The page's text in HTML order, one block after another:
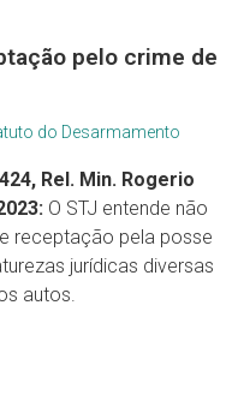
pelo crime de
do Desarmamento
Rel. Min. Rogerio
O STJ entende não
receptação pela posse
jurídicas diversas
autos.